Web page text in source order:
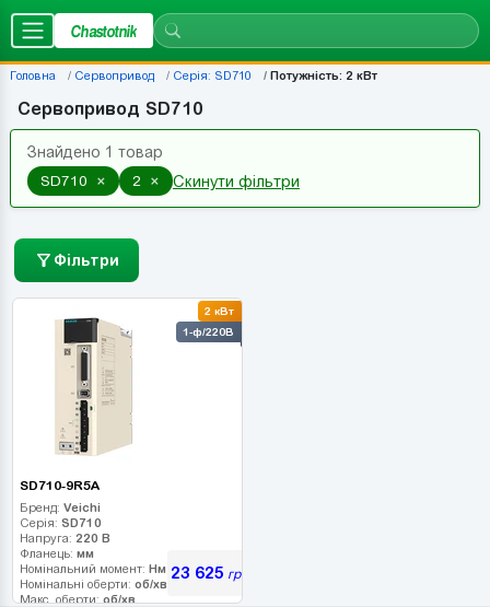
Chastotnik
Головна Сервопривод Серія: SD710 Потужність: 2 кВт
Сервопривод SD710
Знайдено 1 товар
SD710
× 2 × Скинути фільтри
Фільтри
2 кВт
1-ф/220В
SD710-9R5A
Бренд: Veichi
Серія: SD710
Напруга: 220 В
Фланець: мм
Номінальний момент: Нм
Номінальні оберти: об/хв
Макс. оберти: об/хв
23 625 грн